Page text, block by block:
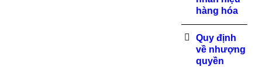
hàng hóa
Quy định
về nhượng
quyền